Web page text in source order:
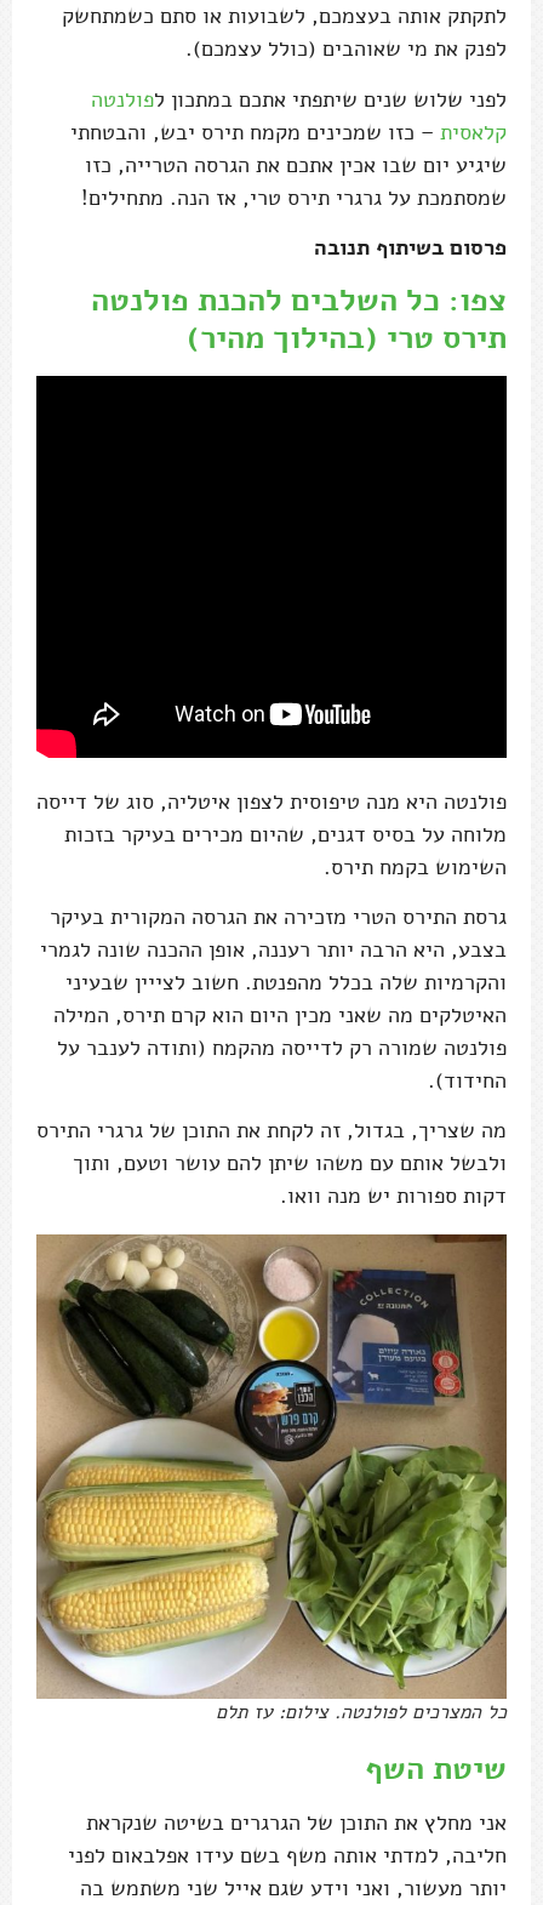
לתקתק אותה בעצמכם, לשבועות או סתם כשמתחשק
לפנק את מי שאוהבים (כולל עצמכם).
לפני שלוש שנים שיתפתי אתכם במתכון לפולנטה
קלאסית – כזו שמכינים מקמח תירס יבש, והבטחתי
שיגיע יום שבו אכין אתכם את הגרסה הטרייה, כזו
שמסתמכת על גרגרי תירס טרי, אז הנה. מתחילים!
פרסום בשיתוף תנובה
צפו: כל השלבים להכנת פולנטה
תירס טרי (בהילוך מהיר)
פולנטה היא מנה טיפוסית לצפון איטליה, סוג של דייסה
מלוחה על בסיס דגנים, שהיום מכירים בעיקר בזכות
השימוש בקמח תירס.
גרסת התירס הטרי מזכירה את הגרסה המקורית בעיקר
בצבע, היא הרבה יותר רעננה, אופן ההכנה שונה לגמרי
והקרמיות שלה בכלל מהפנטת. חשוב לצייין שבעיני
האיטלקים מה שאני מכין היום הוא קרם תירס, המילה
פולנטה שמורה רק לדייסה מהקמח (ותודה לענבר על
החידוד).
מה שצריך, בגדול, זה לקחת את התוכן של גרגרי התירס
ולבשל אותם עם משהו שיתן להם עושר וטעם, ותוך
דקות ספורות יש מנה וואו.
כל המצרכים לפולנטה. צילום: עז תלם
שיטת השף
אני מחלץ את התוכן של הגרגרים בשיטה שנקראת
חליבה, למדתי אותה משף בשם עידו אפלבאום לפני
יותר מעשור, ואני וידע שגם אייל שני משתמש בה